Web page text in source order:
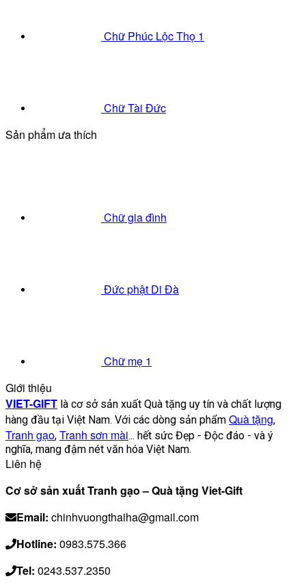
Chữ Phúc Lộc Thọ 1
Chữ Tài Đức
Sản phẩm ưa thích
Chữ gia đình
Đức phật Di Đà
Chữ mẹ 1
Giới thiệu
VIET-GIFT là cơ sở sản xuất Quà tặng uy tín và chất lượng
hàng đầu tại Việt Nam. Với các dòng sản phẩm Quà tặng,
Tranh gạo, Tranh sơn mài... hết sức Đẹp - Độc đáo - và ý
nghĩa, mang đậm nét văn hóa Việt Nam.
Liên hệ
Cơ sở sản xuất Tranh gạo – Quà tặng Viet-Gift
Email: chinhvuongthaiha@gmail.com
Hotline: 0983.575.366
Tel: 0243.537.2350